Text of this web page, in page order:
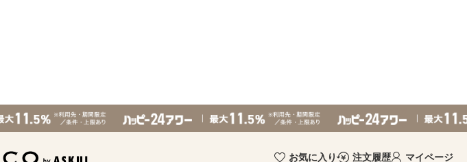
お気に入り 注文履歴 マイページ